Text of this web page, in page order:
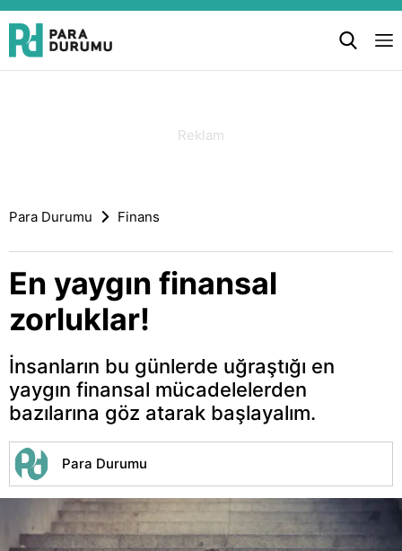
Para Durumu Finans
En yaygın finansal
zorluklar!
İnsanların bu günlerde uğraştığı en
yaygın finansal mücadelelerden
bazılarına göz atarak başlayalım.
Para Durumu